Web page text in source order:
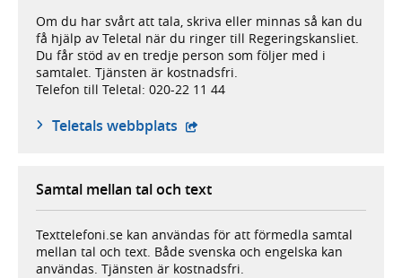
Om du har svårt att tala, skriva eller minnas så kan du
få hjälp av Teletal när du ringer till Regeringskansliet.
Du får stöd av en tredje person som följer med i
samtalet. Tjänsten är kostnadsfri.
Telefon till Teletal: 020-22 11 44
Teletals webbplats - extern webbplats,
Samtal mellan tal och text
Texttelefoni.se kan användas för att förmedla samtal
mellan tal och text. Både svenska och engelska kan
användas. Tjänsten är kostnadsfri.